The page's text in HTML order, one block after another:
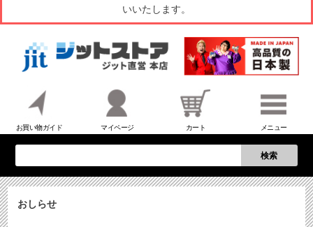
いいたします。
お買い物ガイド マイページ カート メニュー
検索
おしらせ